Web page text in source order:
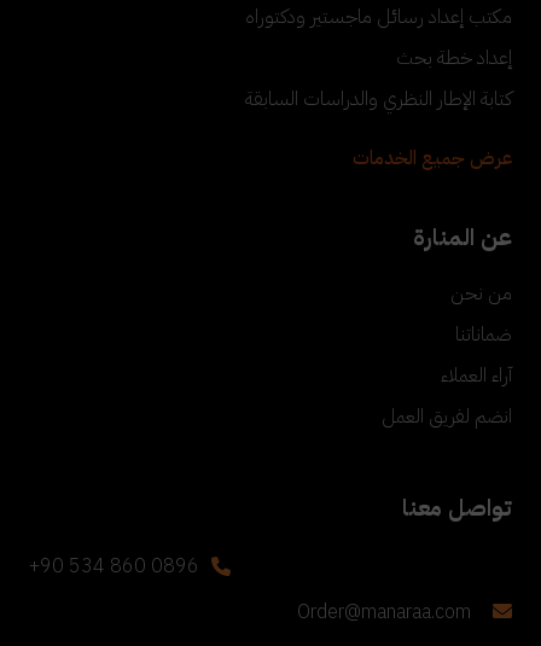
مكتب إعداد رسائل ماجستير ودكتوراه
إعداد خطة بحث
كتابة الإطار النظري والدراسات السابقة
عرض جميع الخدمات
عن المنارة
من نحن
ضماناتنا
آراء العملاء
انضم لفريق العمل
تواصل معنا
+90 534 860 0896
Order@manaraa.com